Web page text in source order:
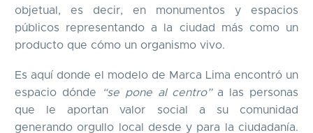
objetual, es decir, en monumentos y espacios
públicos representando a la ciudad más como un
producto que cómo un organismo vivo.
Es aquí donde el modelo de Marca Lima encontró un
espacio dónde
“se pone al centro”a las personas
que le aportan valor social a su comunidad
generando orgullo local desde y para la ciudadanía.